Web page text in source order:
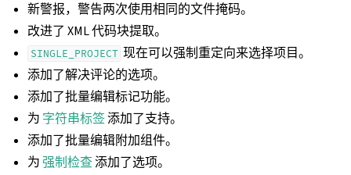
新警报，警告两次使用相同的文件掩码。
改进了 XML 代码块提取。
SINGLE_PROJECT 现在可以强制重定向来选择项目。
添加了解决评论的选项。
添加了批量编辑标记功能。
为 字符串标签添加了支持。
添加了批量编辑附加组件。
为强制检查添加了选项。